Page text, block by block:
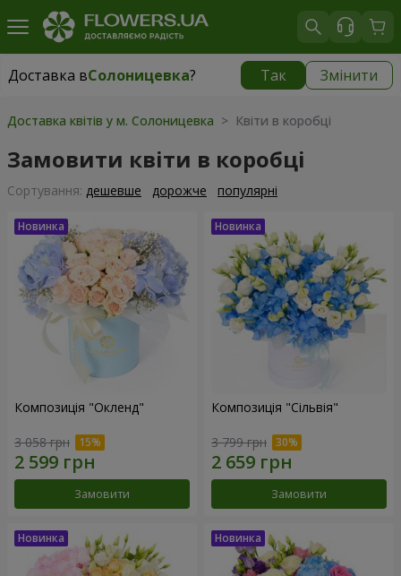
Доставка вСолоницевка? Так Змінити
Доставка вСолоницевка| безкоштовно
Доставка квітів у м. Солоницевка > Квіти в коробці
Замовити квіти в коробці
Сортування: дешевше дорожче популярні
Композиція "Окленд"
3 058 грн
Замовити
Композиція "Сільвія"
3 799 грн
Замовити